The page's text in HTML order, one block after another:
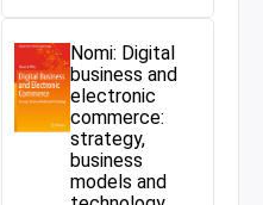
Nomi: Digital
business and
electronic
commerce:
strategy,
business
models and